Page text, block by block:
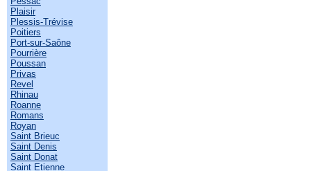
Plaisir
Plessis-Trévise
Poitiers
Port-sur-Saône
Pourrière
Poussan
Privas
Revel
Rhinau
Roanne
Romans
Royan
Saint Brieuc
Saint Denis
Saint Donat
Saint Etienne